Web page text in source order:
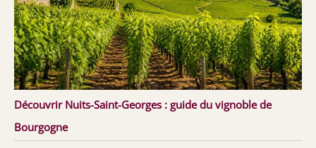
Découvrir Nuits-Saint-Georges : guide du vignoble de
Bourgogne